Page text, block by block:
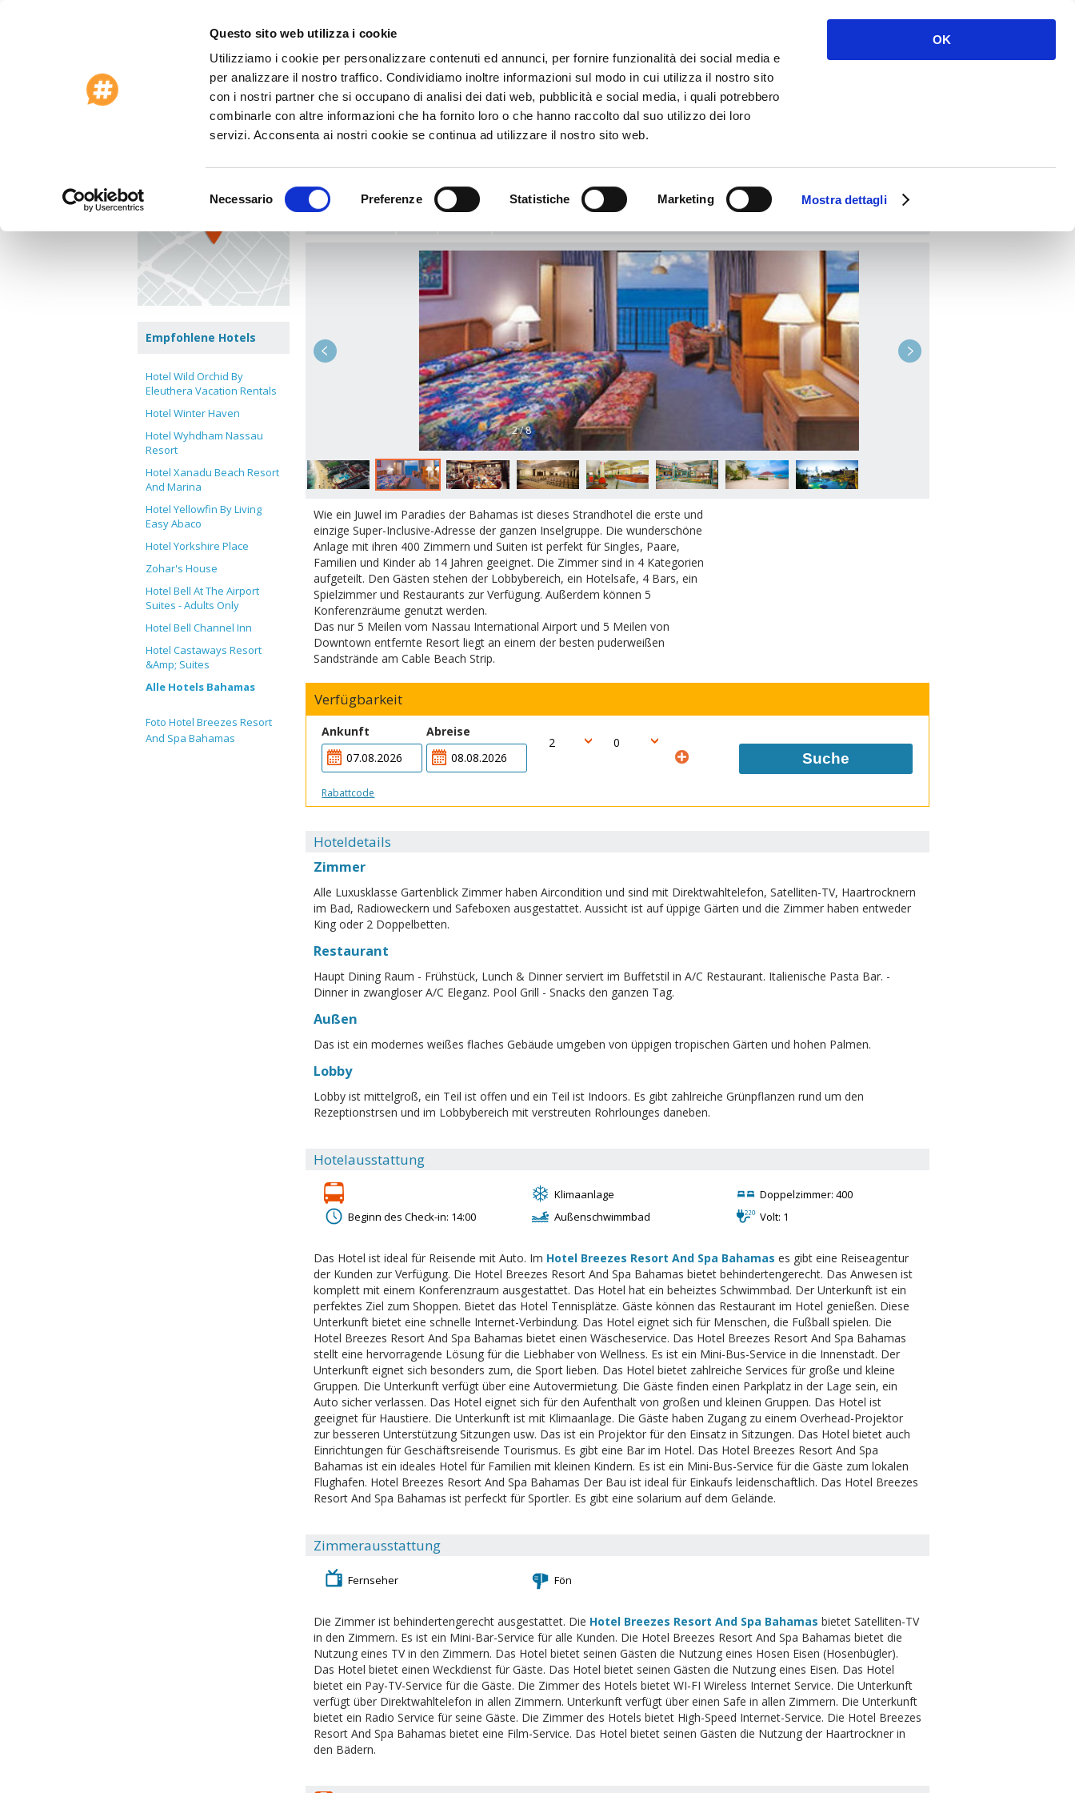
Questo sito web utilizza i cookie
Utilizziamo i cookie per personalizzare contenuti ed annunci, per fornire funzionalità dei social media e
per analizzare il nostro traffico. Condividiamo inoltre informazioni sul modo in cui utilizza il nostro sito
con i nostri partner che si occupano di analisi dei dati web, pubblicità e social media, i quali potrebbero
combinarle con altre informazioni che ha fornito loro o che hanno raccolto dal suo utilizzo dei loro
servizi. Acconsenta ai nostri cookie se continua ad utilizzare il nostro sito web.
del
Necessario Preferenze Statistiche Marketing Mostra dettagli
OK
Kundenservice
>Bahamas > Bahamas > Hotel Breezes Resort And Spa Bahamas
Hotel Breezes Resort And Spa Bahamas
Bezirk:Nassau/Paradise Island
2 / 8
Wie ein Juwel im Paradies der Bahamas ist dieses Strandhotel die erste und
einzige Super-Inclusive-Adresse der ganzen Inselgruppe. Die wunderschöne
Anlage mit ihren 400 Zimmern und Suiten ist perfekt für Singles, Paare,
Familien und Kinder ab 14 Jahren geeignet. Die Zimmer sind in 4 Kategorien
aufgeteilt. Den Gästen stehen der Lobbybereich, ein Hotelsafe, 4 Bars, ein
Spielzimmer und Restaurants zur Verfügung. Außerdem können 5
Konferenzräume genutzt werden.
Das nur 5 Meilen vom Nassau International Airport und 5 Meilen von
Downtown entfernte Resort liegt an einem der besten puderweißen
Sandstrände am Cable Beach Strip.
Verfügbarkeit
Ankunft Abreise
Suche
Rabattcode
Hoteldetails
Zimmer
Alle Luxusklasse Gartenblick Zimmer haben Aircondition und sind mit Direktwahltelefon, Satelliten-TV, Haartrocknern
im Bad, Radioweckern und Safeboxen ausgestattet. Aussicht ist auf üppige Gärten und die Zimmer haben entweder
King oder 2 Doppelbetten.
Restaurant
Haupt Dining Raum - Frühstück, Lunch & Dinner serviert im Buffetstil in A/C Restaurant. Italienische Pasta Bar. -
Dinner in zwangloser A/C Eleganz. Pool Grill - Snacks den ganzen Tag.
Außen
Das ist ein modernes weißes flaches Gebäude umgeben von üppigen tropischen Gärten und hohen Palmen.
Lobby
Lobby ist mittelgroß, ein Teil ist offen und ein Teil ist Indoors. Es gibt zahlreiche Grünpflanzen rund um den
Rezeptionstrsen und im Lobbybereich mit verstreuten Rohrlounges daneben.
Hotelausstattung
Klimaanlage
Doppelzimmer: 400
Beginn des Check-in: 14:00
Außenschwimmbad Volt: 1
Das Hotel ist ideal für Reisende mit Auto. Im Hotel Breezes Resort And Spa Bahamas es gibt eine Reiseagentur
der Kunden zur Verfügung. Die Hotel Breezes Resort And Spa Bahamas bietet behindertengerecht. Das Anwesen ist
komplett mit einem Konferenzraum ausgestattet. Das Hotel hat ein beheiztes Schwimmbad. Der Unterkunft ist ein
perfektes Ziel zum Shoppen. Bietet das Hotel Tennisplätze. Gäste können das Restaurant im Hotel genießen. Diese
Unterkunft bietet eine schnelle Internet-Verbindung. Das Hotel eignet sich für Menschen, die Fußball spielen. Die
Hotel Breezes Resort And Spa Bahamas bietet einen Wäscheservice. Das Hotel Breezes Resort And Spa Bahamas
stellt eine hervorragende Lösung für die Liebhaber von Wellness. Es ist ein Mini-Bus-Service in die Innenstadt. Der
Unterkunft eignet sich besonders zum, die Sport lieben. Das Hotel bietet zahlreiche Services für große und kleine
Gruppen. Die Unterkunft verfügt über eine Autovermietung. Die Gäste finden einen Parkplatz in der Lage sein, ein
Auto sicher verlassen. Das Hotel eignet sich für den Aufenthalt von großen und kleinen Gruppen. Das Hotel ist
geeignet für Haustiere. Die Unterkunft ist mit Klimaanlage. Die Gäste haben Zugang zu einem Overhead-Projektor
zur besseren Unterstützung Sitzungen usw. Das ist ein Projektor für den Einsatz in Sitzungen. Das Hotel bietet auch
Einrichtungen für Geschäftsreisende Tourismus. Es gibt eine Bar im Hotel. Das Hotel Breezes Resort And Spa
Bahamas ist ein ideales Hotel für Familien mit kleinen Kindern. Es ist ein Mini-Bus-Service für die Gäste zum lokalen
Flughafen. Hotel Breezes Resort And Spa Bahamas Der Bau ist ideal für Einkaufs leidenschaftlich. Das Hotel Breezes
Resort And Spa Bahamas ist perfeckt für Sportler. Es gibt eine solarium auf dem Gelände.
Zimmerausstattung
Fernseher Fön
Die Zimmer ist behindertengerecht ausgestattet. Die Hotel Breezes Resort And Spa Bahamas bietet Satelliten-TV
in den Zimmern. Es ist ein Mini-Bar-Service für alle Kunden. Die Hotel Breezes Resort And Spa Bahamas bietet die
Nutzung eines TV in den Zimmern. Das Hotel bietet seinen Gästen die Nutzung eines Hosen Eisen (Hosenbügler).
Das Hotel bietet einen Weckdienst für Gäste. Das Hotel bietet seinen Gästen die Nutzung eines Eisen. Das Hotel
bietet ein Pay-TV-Service für die Gäste. Die Zimmer des Hotels bietet WI-FI Wireless Internet Service. Die Unterkunft
verfügt über Direktwahltelefon in allen Zimmern. Unterkunft verfügt über einen Safe in allen Zimmern. Die Unterkunft
bietet ein Radio Service für seine Gäste. Die Zimmer des Hotels bietet High-Speed ​​Internet-Service. Die Hotel Breezes
Resort And Spa Bahamas bietet eine Film-Service. Das Hotel bietet seinen Gästen die Nutzung der Haartrockner in
den Bädern.
Empfohlene Hotels
Hotel Wild Orchid By
Eleuthera Vacation Rentals
Hotel Winter Haven
Hotel Wyhdham Nassau
Resort
Hotel Xanadu Beach Resort
And Marina
Hotel Yellowfin By Living
Easy Abaco
Hotel Yorkshire Place
Zohar's House
Hotel Bell At The Airport
Suites - Adults Only
Hotel Bell Channel Inn
Hotel Castaways Resort
&Amp; Suites
Alle Hotels Bahamas
Foto Hotel Breezes Resort
And Spa Bahamas